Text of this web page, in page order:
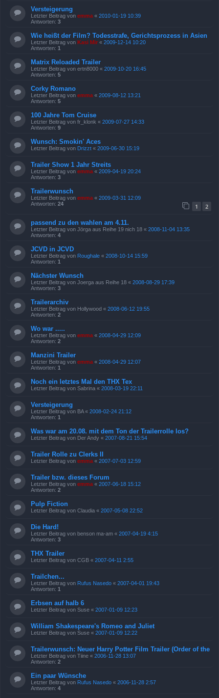
Versteigerung
Letzter Beitrag von emma « 2010-01-19 10:39
Antworten: 3
Wie heißt der Film? Todesstrafe, Gerichtsprozess in Asien
Letzter Beitrag von Kasi Mir « 2009-12-14 10:20
Antworten: 1
Matrix Reloaded Trailer
Letzter Beitrag von ertn8000 « 2009-10-20 16:45
Antworten: 5
Corky Romano
Letzter Beitrag von emma « 2009-08-12 13:21
Antworten: 5
100 Jahre Tom Cruise
Letzter Beitrag von fr_klonk « 2009-07-27 14:33
Antworten: 9
Wunsch: Smokin' Aces
Letzter Beitrag von Drizzt « 2009-06-30 15:19
Trailer Show 1 Jahr Streits
Letzter Beitrag von emma « 2009-04-19 20:24
Antworten: 3
Trailerwunsch
Letzter Beitrag von emma « 2009-03-31 12:09
Antworten: 24 1 2
passend zu den wahlen am 4.11.
Letzter Beitrag von Jörga aus Reihe 19 nich 18 « 2008-11-04 13:35
Antworten: 4
JCVD in JCVD
Letzter Beitrag von Roughale « 2008-10-14 15:59
Antworten: 1
Nächster Wunsch
Letzter Beitrag von Joerga aus Reihe 18 « 2008-08-29 17:39
Antworten: 3
Trailerarchiv
Letzter Beitrag von Hollywood « 2008-06-12 19:55
Antworten: 2
Wo war .....
Letzter Beitrag von emma « 2008-04-29 12:09
Antworten: 2
Manzini Trailer
Letzter Beitrag von emma « 2008-04-29 12:07
Antworten: 1
Noch ein letztes Mal den THX Tex
Letzter Beitrag von Sabrina « 2008-03-19 22:11
Versteigerung
Letzter Beitrag von BA« 2008-02-24 21:12
Antworten: 1
Was war am 20.08. mit dem Ton der Trailerrolle los?
Letzter Beitrag von Der Andy « 2007-08-21 15:54
Trailer Rolle zu Clerks II
Letzter Beitrag von emma « 2007-07-03 12:59
Trailer bzw. dieses Forum
Letzter Beitrag von emma « 2007-06-18 15:12
Antworten: 2
Pulp Fiction
Letzter Beitrag von Claudia « 2007-05-08 22:52
Die Hard!
Letzter Beitrag von benson ma-am « 2007-04-19 4:15
Antworten: 3
THX Trailer
Letzter Beitrag von CGB « 2007-04-11 2:55
Trailchen...
Letzter Beitrag von Rufus Nasedo « 2007-04-01 19:43
Antworten: 1
Erbsen auf halb 6
Letzter Beitrag von Suse « 2007-01-09 12:23
William Shakespeare's Romeo and Juliet
Letzter Beitrag von Suse « 2007-01-09 12:22
Trailerwunsch: Neuer Harry Potter Film Trailer (Order of the
Letzter Beitrag von Tiine « 2006-11-28 13:07
Antworten: 2
Ein paar Wünsche
Letzter Beitrag von Rufus Nasedo « 2006-11-28 2:57
Antworten: 4